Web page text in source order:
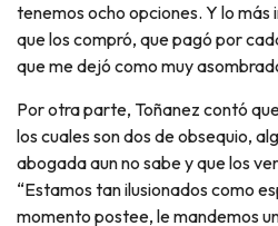
tenemos ocho opciones. Y lo más
que los compró, que pagó por
que me dejó como muy
Por otra parte, Toñanez contó
los cuales son dos de obsequio,
abogada aun no sabe y que los
“Estamos tan ilusionados como
momento postee, le mandemos